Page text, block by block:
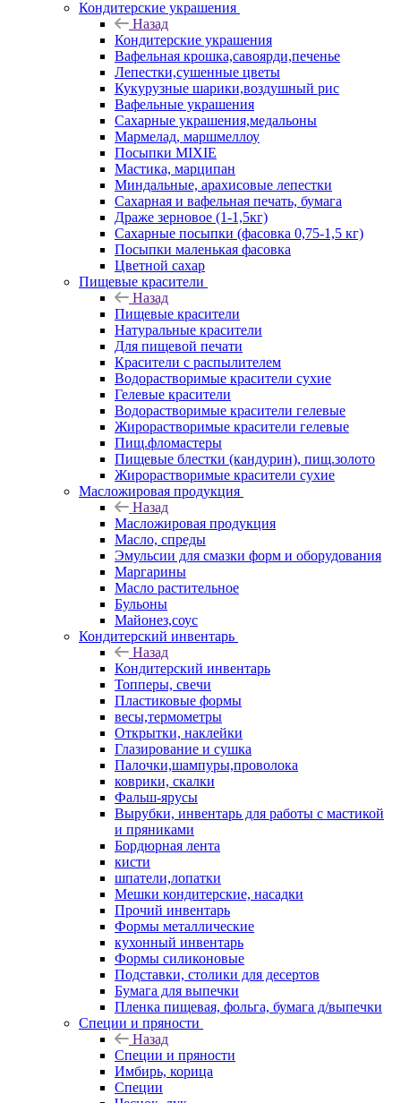
Кондитерские украшения
Назад
Кондитерские украшения
Вафельная крошка,савоярди,печенье
Лепестки,сушенные цветы
Кукурузные шарики,воздушный рис
Вафельные украшения
Сахарные украшения,медальоны
Мармелад, маршмеллоу
Посыпки MIXIE
Мастика, марципан
Миндальные, арахисовые лепестки
Сахарная и вафельная печать, бумага
Драже зерновое (1-1,5кг)
Сахарные посыпки (фасовка 0,75-1,5 кг)
Посыпки маленькая фасовка
Цветной сахар
Пищевые красители
Назад
Пищевые красители
Натуральные красители
Для пищевой печати
Красители с распылителем
Водорастворимые красители сухие
Гелевые красители
Водорастворимые красители гелевые
Жирорастворимые красители гелевые
Пищ.фломастеры
Пищевые блестки (кандурин), пищ.золото
Жирорастворимые красители сухие
Масложировая продукция
Назад
Масложировая продукция
Масло, спреды
Эмульсии для смазки форм и оборудования
Маргарины
Масло растительное
Бульоны
Майонез,соус
Кондитерский инвентарь
Назад
Кондитерский инвентарь
Топперы, свечи
Пластиковые формы
весы,термометры
Открытки, наклейки
Глазирование и сушка
Палочки,шампуры,проволока
коврики, скалки
Фальш-ярусы
Вырубки, инвентарь для работы с мастикой
и пряниками
Бордюрная лента
кисти
шпатели,лопатки
Мешки кондитерские, насадки
Прочий инвентарь
Формы металлические
кухонный инвентарь
Формы силиконовые
Подставки, столики для десертов
Бумага для выпечки
Пленка пищевая, фольга, бумага д/выпечки
Специи и пряности
Назад
Специи и пряности
Имбирь, корица
Специи